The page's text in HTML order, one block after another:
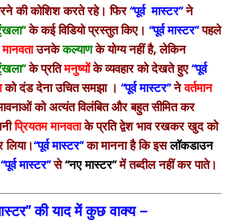
की कोशिश करते रहे। फिर“पूर्व मास्टर”ने
के कई विडियो प्रस्तुत किए। “पूर्व मास्टर”पहले
मानवताउनकेकल्याणके योग्य नहीं है, लेकिन
के प्रतिमनुष्योंके व्यवहार को देखते हुए“पूर्व
को दंड देना उचित समझा । “पूर्व मास्टर”नेवर्तमान
को अत्यंत विलंबित और बहुत सीमित कर
प्रियतम मानवताके प्रति द्वेश भाव रखकर खुद को
“पूर्व मास्टर”का मानना है कि इसलॉकडाउन
“पूर्व मास्टर”से“नए मास्टर”में तब्दील नहीं कर पाते।
की याद में कुछ वाक्य –